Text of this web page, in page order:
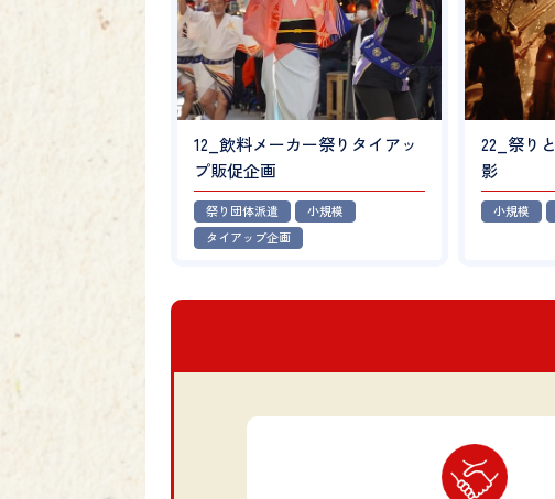
12_飲料メーカー祭りタイアッ
プ販促企画
祭り団体派遣
小規模
タイアップ企画
22_祭り
影
小規模